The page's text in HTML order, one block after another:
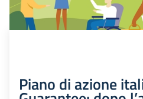
Piano di azione